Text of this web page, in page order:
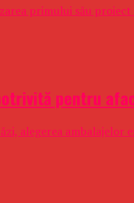
primului său
pentru
alegerea